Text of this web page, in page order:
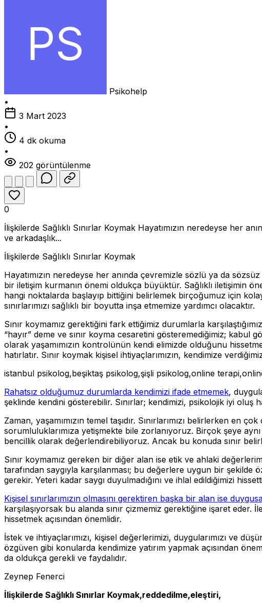
Psikohelp
•
3 Mart 2023
•
4 dk okuma
•
202 görüntülenme
0
İlişkilerde Sağlıklı Sınırlar Koymak Hayatımızın neredeyse her
ve arkadaşlık...
İlişkilerde Sağlıklı Sınırlar Koymak
Hayatımızın neredeyse her anında çevremizle sözlü ya da
bir iletişim kurmanın önemi oldukça büyüktür. Sağlıklı iletişimin
hangi noktalarda başlayıp bittiğini belirlemek birçoğumuz için
sınırlarımızı sağlıklı bir boyutta inşa etmemize yardımcı olacaktır.
Sınır koymamız gerektiğini fark ettiğimiz durumlarla
“hayır” deme ve sınır koyma cesaretini gösteremediğimiz;
olarak yaşamımızın kontrolünün kendi elimizde olduğunu
hatırlatır. Sınır koymak kişisel ihtiyaçlarımızın, kendimize
istanbul psikolog,beşiktaş psikolog,şişli psikolog,online
Rahatsız olduğumuz durumlarda kendimizi ifade etmemek,
şeklinde kendini gösterebilir. Sınırlar; kendimizi, psikolojik iyi oluş
Zaman, yaşamımızın temel taşıdır. Sınırlarımızı belirlerken
sorumluluklarımıza yetişmekte bile zorlanıyoruz. Birçok şeye
bencillik olarak değerlendirebiliyoruz. Ancak bu konuda sınır
Sınır koymamız gereken bir diğer alan ise etik ve ahlaki
tarafından saygıyla karşılanması; bu değerlere uygun bir
gerekir. Yeteri kadar saygı duyulmadığını ve ihlal edildiğimizi
Kişisel sınırlarımızın olmasını gerektiren başka bir alan ise
karşılaşıyorsak bu alanda sınır çizmemiz gerektiğine işaret eder.
hissetmek açısından önemlidir.
İstek ve ihtiyaçlarımızı, kişisel değerlerimizi, duygularımızı ve
özgüven gibi konularda kendimize yatırım yapmak açısından
da oldukça gerekli ve faydalıdır.
Zeynep Fenerci
İlişkilerde Sağlıklı Sınırlar Koymak,reddedilme,eleştiri,